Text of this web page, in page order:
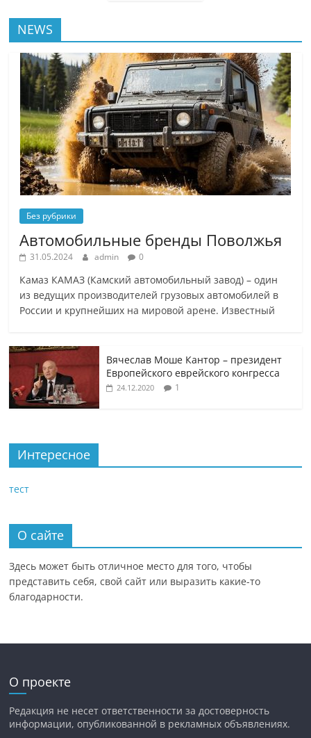
NEWS
Без рубрики
Автомобильные бренды Поволжья
31.05.2024 admin 0
Камаз КАМАЗ (Камский автомобильный завод) – один
из ведущих производителей грузовых автомобилей в
России и крупнейших на мировой арене. Известный
Вячеслав Моше Кантор – президент
Европейского еврейского конгресса
24.12.2020 1
Интересное
тест
О сайте
Здесь может быть отличное место для того, чтобы
представить себя, свой сайт или выразить какие-то
благодарности.
О проекте
Редакция не несет ответственности за достоверность
информации, опубликованной в рекламных объявлениях.